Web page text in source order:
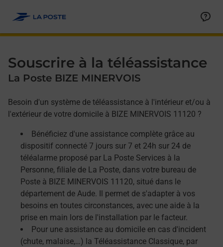
Souscrire à la téléassistance
La Poste BIZE MINERVOIS
Besoin d'un système de téléassistance à l'intérieur et/ou à
l'extérieur de votre domicile à BIZE MINERVOIS 11120 ?
Bénéficiez d'une assistance complète grâce au
dispositif connecté 7 jours sur 7 et 24h sur 24 de
téléalarme proposé par La Poste Services à la
Personne, filiale de La Poste, dans votre bureau de
Poste à BIZE MINERVOIS 11120, situé dans le
département de Aude. Il permet de s'adapter à vos
besoins en toutes circonstances, avec une aide à la
prise en main lors de l'installation par le facteur.
Pour une assistance au domicile en cas d'incident
(chute, malaise,…) la Téléassistance Classique, par